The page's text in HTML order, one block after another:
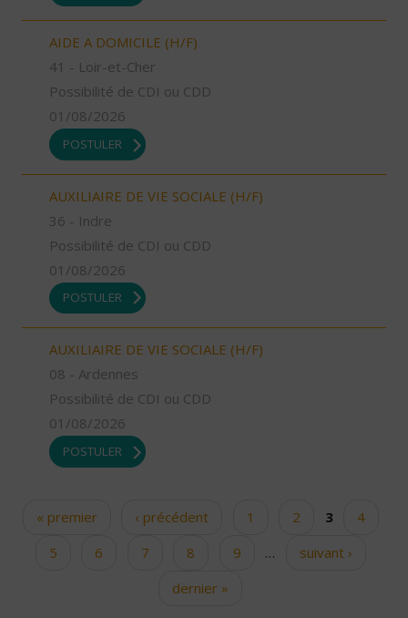
AIDE A DOMICILE (H/F)
41 - Loir-et-Cher
Possibilité de CDI ou CDD
01/08/2026
POSTULER
AUXILIAIRE DE VIE SOCIALE (H/F)
36 - Indre
Possibilité de CDI ou CDD
01/08/2026
POSTULER
AUXILIAIRE DE VIE SOCIALE (H/F)
08 - Ardennes
Possibilité de CDI ou CDD
01/08/2026
POSTULER
Pages« premier ‹ précédent 1 2 3
4
5
6 7 8 9 …
suivant ›
dernier »